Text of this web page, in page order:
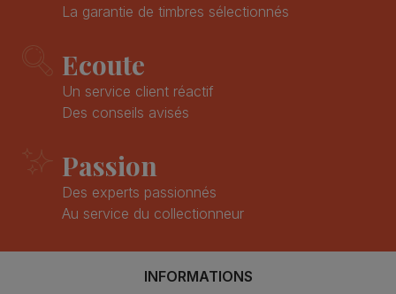
La garantie de timbres sélectionnés
Ecoute
Un service client réactif
Des conseils avisés
Passion
Des experts passionnés
Au service du collectionneur
INFORMATIONS